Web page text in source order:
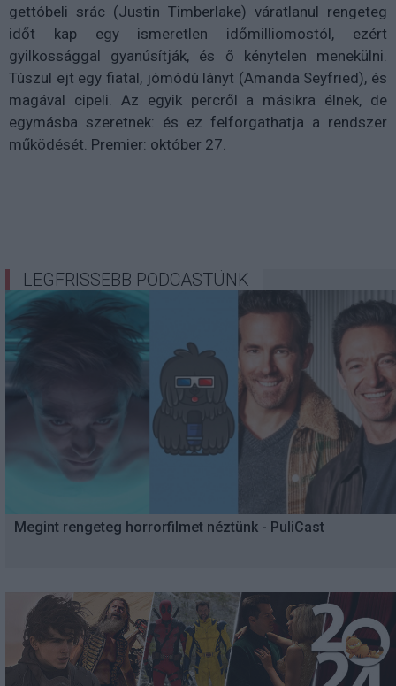
gettóbeli srác (Justin Timberlake) váratlanul rengeteg
időt kap egy ismeretlen időmilliomostól, ezért
gyilkossággal gyanúsítják, és ő kénytelen menekülni.
Túszul ejt egy fiatal, jómódú lányt (Amanda Seyfried), és
magával cipeli. Az egyik percről a másikra élnek, de
egymásba szeretnek: és ez felforgathatja a rendszer
működését. Premier: október 27.
LEGFRISSEBB PODCASTÜNK
Megint rengeteg horrorfilmet néztünk - PuliCast